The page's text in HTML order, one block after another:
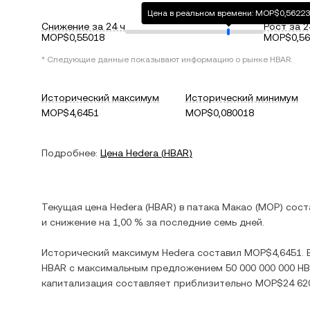
Снижение за 24 ч
MOP$0,55018
Цена в реальном времени: MOP$0,56223
Рост за
* Следующие данные показывают информацию о рынке HBAR.
Исторический максимум
MOP$4,6451
Исторический минимум
MOP$0,080018
Подробнее: Цена Hedera (HBAR)
Текущая цена Hedera (HBAR) в патака Макао (MOP)
и снижение на 1,00 % за последние семь дней.
Исторический максимум Hedera составил MOP$4,6451
HBAR с максимальным предложением 50 000 000 000
капитализация составляет приблизительно MOP$24